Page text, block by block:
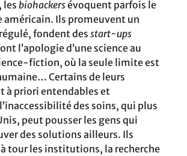
lesbiohackersévoquent parfois le
Ils promeuvent un
fondent desstart-ups
l’apologie d’une science au
fiction, où la seule limite est
Certains de leurs
à priori entendables et
des soins, qui plus
peut pousser les gens qui
des solutions ailleurs. Ils
tour les institutions, la recherche